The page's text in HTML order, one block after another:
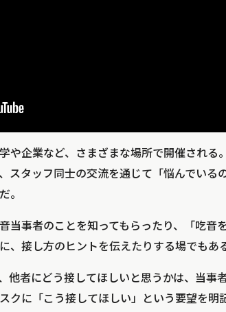
や企業など、さまざまな場所で開催される
スタッフ同士の交流を通じて「悩んでいる
。
当事者のことを知ってもらったり、「吃音
、接し方のヒントを伝えたりする場でもある
他者にどう接してほしいと思うかは、当事
クに「こう接してほしい」という要望を明